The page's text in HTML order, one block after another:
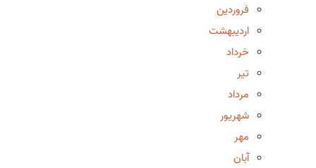
فروردین
اردیبهشت
خرداد
تیر
مرداد
شهریور
مهر
آبان